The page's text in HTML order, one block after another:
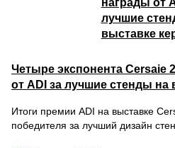
Четыре экспонента Cersaie
от ADI за лучшие стенды на
Итоги премии ADI на выставке
победителя за лучший дизайн